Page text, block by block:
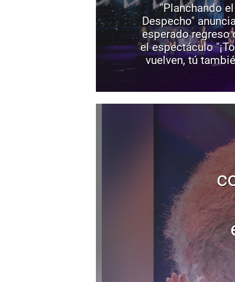
"Planchando el
Despecho"
esperado regreso
el espectáculo
vuelven, tú